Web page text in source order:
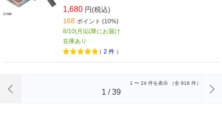
1,680 円(税込)
168 ポイント (10%)
8/10(月)以降にお届け
在庫あり
（ 2 件 ）
1 〜 24 件を表示 （全 918 件）
1 /39